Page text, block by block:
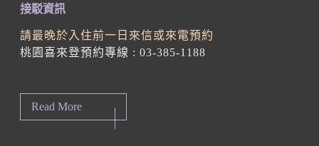
接駁資訊
請最晚於入住前一日來信或來電預約
桃園喜來登預約專線 : 03-385-1188
Read More